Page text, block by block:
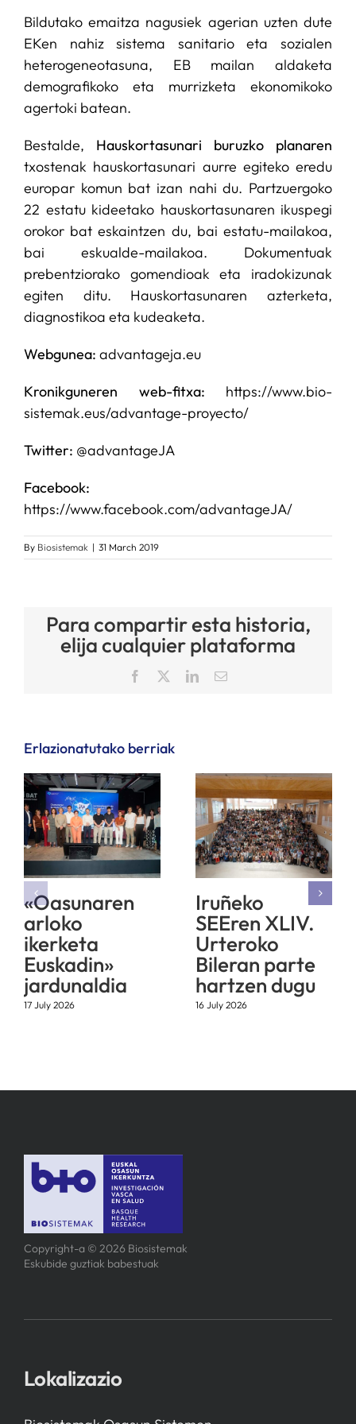
Bildutako emaitza nagusiek agerian uzten dute
EKen nahiz sistema sanitario eta sozialen
heterogeneotasuna, EB mailan aldaketa
demografikoko eta murrizketa ekonomikoko
agertoki batean.
Bestalde, Hauskortasunari buruzko planaren
txostenak hauskortasunari aurre egiteko eredu
europar komun bat izan nahi du. Partzuergoko
22 estatu kideetako hauskortasunaren ikuspegi
orokor bat eskaintzen du, bai estatu-mailakoa,
bai eskualde-mailakoa. Dokumentuak
prebentziorako gomendioak eta iradokizunak
egiten ditu. Hauskortasunaren azterketa,
diagnostikoa eta kudeaketa.
Webgunea: advantageja.eu
Kronikguneren web-fitxa: https://www.bio-
sistemak.eus/advantage-proyecto/
Twitter: @advantageJA
Facebook:
https://www.facebook.com/advantageJA/
By Biosistemak | 31 March 2019
Para compartir esta historia,
elija cualquier plataforma
Facebook LinkedInEmail
Erlazionatutako berriak
«Oasunaren
arloko
ikerketa
Euskadin»
jardunaldia
17 July 2026
Iruñeko
SEEren XLIV.
Urteroko
Bileran parte
hartzen dugu
16 July 2026
Copyright-a © 2026 Biosistemak
Eskubide guztiak babestuak
Lokalizazio